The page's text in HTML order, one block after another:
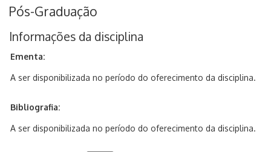
Pós-Graduação
Informações da disciplina
Ementa:
A ser disponibilizada no período do oferecimento da disciplina.
Bibliografia:
A ser disponibilizada no período do oferecimento da disciplina.